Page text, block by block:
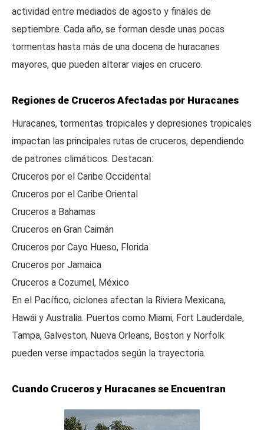
actividad entre mediados de agosto y finales de
septiembre. Cada año, se forman desde unas pocas
tormentas hasta más de una docena de huracanes
mayores, que pueden alterar viajes en crucero.
Regiones de Cruceros Afectadas por Huracanes
Huracanes, tormentas tropicales y depresiones tropicales
impactan las principales rutas de cruceros, dependiendo
de patrones climáticos. Destacan:
Cruceros por el Caribe Occidental
Cruceros por el Caribe Oriental
Cruceros a Bahamas
Cruceros en Gran Caimán
Cruceros por Cayo Hueso, Florida
Cruceros por Jamaica
Cruceros a Cozumel, México
En el Pacífico, ciclones afectan la Riviera Mexicana,
Hawái y Australia. Puertos como Miami, Fort Lauderdale,
Tampa, Galveston, Nueva Orleans, Boston y Norfolk
pueden verse impactados según la trayectoria.
Cuando Cruceros y Huracanes se Encuentran